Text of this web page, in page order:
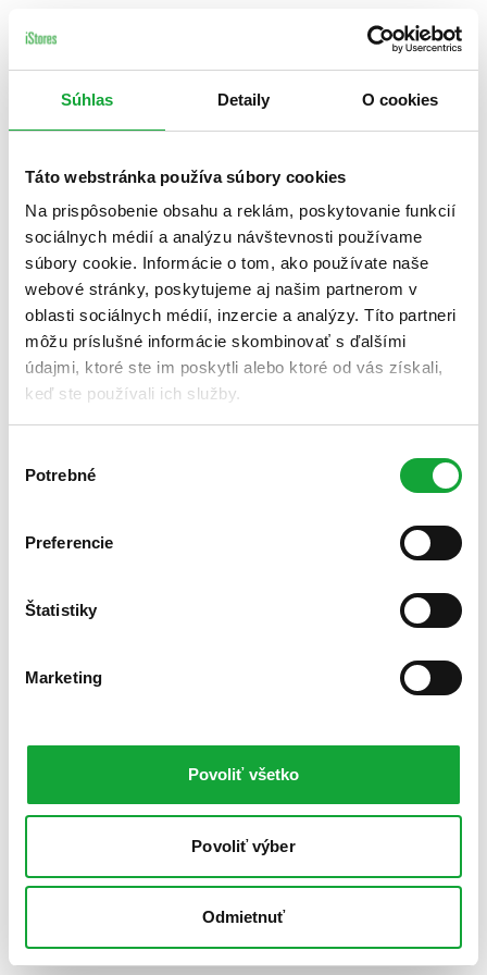
Súhlas Detaily O cookies
Táto webstránka používa súbory cookies
Na prispôsobenie obsahu a reklám, poskytovanie funkcií
sociálnych médií a analýzu návštevnosti používame
súbory cookie. Informácie o tom, ako používate naše
webové stránky, poskytujeme aj našim partnerom v
oblasti sociálnych médií, inzercie a analýzy. Títo partneri
môžu príslušné informácie skombinovať s ďalšími
údajmi, ktoré ste im poskytli alebo ktoré od vás získali,
keď ste používali ich služby.
súhlasu
Potrebné
Preferencie
Štatistiky
Marketing
Povoliť všetko
Povoliť výber
Odmietnuť